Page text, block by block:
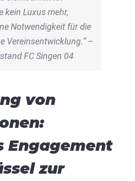
kein Luxus mehr,
Notwendigkeit für die
Vereinsentwicklung.“ –
FC Singen 04
von
Engagement
zur